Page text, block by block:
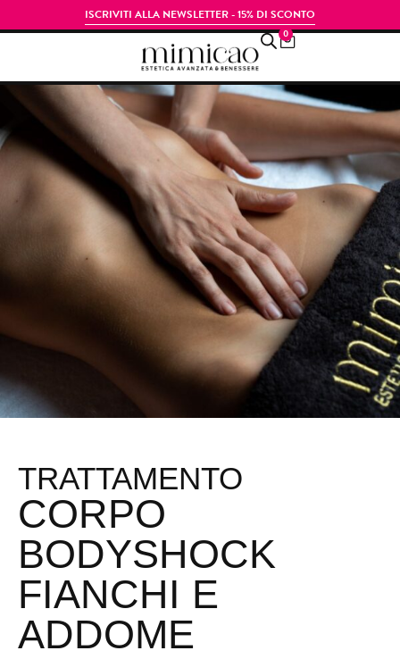
ISCRIVITI ALLA NEWSLETTER - 15% DI SCONTO
0
TRATTAMENTO
CORPO
BODYSHOCK
FIANCHI E
ADDOME